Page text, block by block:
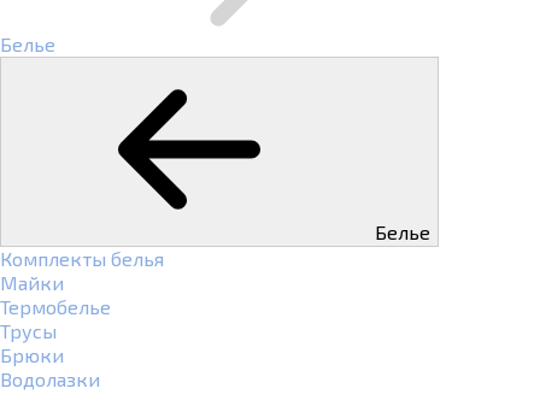
Белье
Белье
Комплекты белья
Майки
Термобелье
Трусы
Брюки
Водолазки